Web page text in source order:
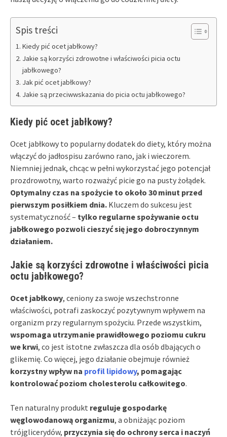
Spis treści
Kiedy pić ocet jabłkowy?
Jakie są korzyści zdrowotne i właściwości picia octu
jabłkowego?
Jak pić ocet jabłkowy?
Jakie są przeciwwskazania do picia octu jabłkowego?
Kiedy pić ocet jabłkowy?
Ocet jabłkowy to popularny dodatek do diety, który można
włączyć do jadłospisu zarówno rano, jak i wieczorem.
Niemniej jednak, chcąc w pełni wykorzystać jego potencjał
prozdrowotny, warto rozważyć picie go na pusty żołądek.
Optymalny czas na spożycie to około 30 minut przed
pierwszym posiłkiem dnia. Kluczem do sukcesu jest
systematyczność – tylko regularne spożywanie octu
jabłkowego pozwoli cieszyć się jego dobroczynnym
działaniem.
Jakie są korzyści zdrowotne i właściwości picia
octu jabłkowego?
Ocet jabłkowy, ceniony za swoje wszechstronne
właściwości, potrafi zaskoczyć pozytywnym wpływem na
organizm przy regularnym spożyciu. Przede wszystkim,
wspomaga utrzymanie prawidłowego poziomu cukru
we krwi, co jest istotne zwłaszcza dla osób dbających o
glikemię. Co więcej, jego działanie obejmuje również
korzystny wpływ na profil lipidowy, pomagając
kontrolować poziom cholesterolu całkowitego.
Ten naturalny produkt reguluje gospodarkę
węglowodanową organizmu, a obniżając poziom
trójglicerydów, przyczynia się do ochrony serca i naczyń